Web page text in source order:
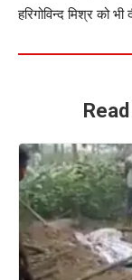
हरिगोविन्द मिश्र को